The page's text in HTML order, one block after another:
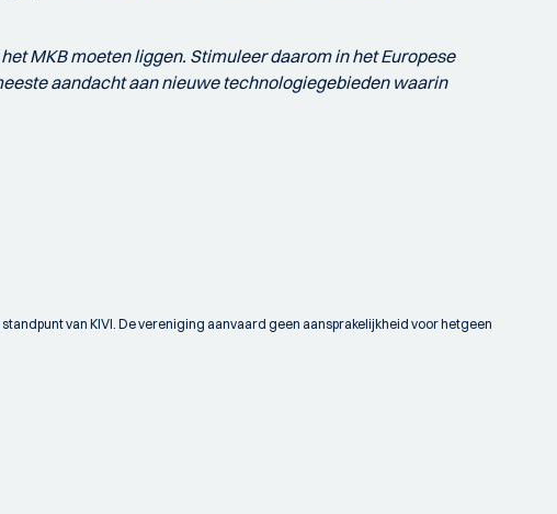
MKB moeten liggen. Stimuleer daarom in het Europese
aandacht aan nieuwe technologiegebieden waarin
van KIVI. De vereniging aanvaard geen aansprakelijkheid voor hetgeen